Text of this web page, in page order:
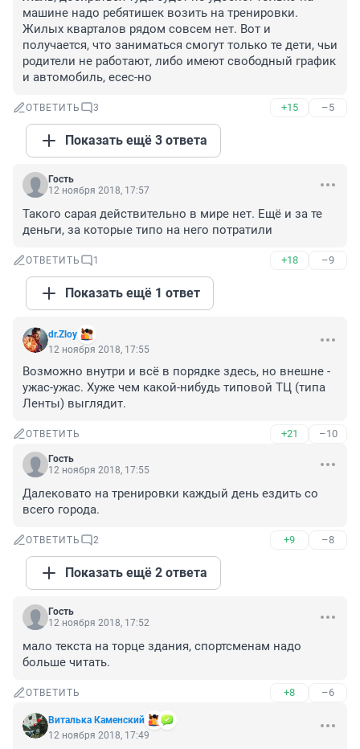
машине надо ребятишек возить на тренировки.
Жилых кварталов рядом совсем нет. Вот и
получается, что заниматься смогут только те дети, чьи
родители не работают, либо имеют свободный график
и автомобиль, есес-но
ОТВЕТИТЬ 3 +15 –5
Показать ещё 3 ответа
Гость
12 ноября 2018, 17:57
Такого сарая действительно в мире нет. Ещё и за те
деньги, за которые типо на него потратили
ОТВЕТИТЬ 1 +18 –9
Показать ещё 1 ответ
dr.Zloy
12 ноября 2018, 17:55
Возможно внутри и всё в порядке здесь, но внешне -
ужас-ужас. Хуже чем какой-нибудь типовой ТЦ (типа
Ленты) выглядит.
ОТВЕТИТЬ +21 –10
Гость
12 ноября 2018, 17:55
Далековато на тренировки каждый день ездить со
всего города.
ОТВЕТИТЬ 2 +9 –8
Показать ещё 2 ответа
Гость
12 ноября 2018, 17:52
мало текста на торце здания, спортсменам надо
больше читать.
ОТВЕТИТЬ +8 –6
Виталька Каменский
12 ноября 2018, 17:49